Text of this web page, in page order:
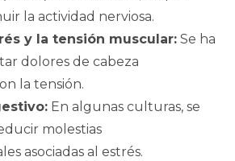
la actividad nerviosa.
y la tensión muscular: Se ha
dolores de cabeza
la tensión.
En algunas culturas, se
molestias
asociadas al estrés.